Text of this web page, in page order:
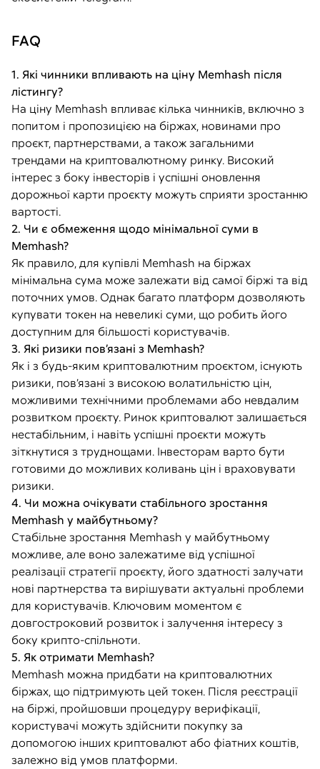
FAQ
1. Які чинники впливають на ціну Memhash після
лістингу?
На ціну Memhash впливає кілька чинників, включно з
попитом і пропозицією на біржах, новинами про
проєкт, партнерствами, а також загальними
трендами на криптовалютному ринку. Високий
інтерес з боку інвесторів і успішні оновлення
дорожньої карти проєкту можуть сприяти зростанню
вартості.
2. Чи є обмеження щодо мінімальної суми в
Memhash?
Як правило, для купівлі Memhash на біржах
мінімальна сума може залежати від самої біржі та від
поточних умов. Однак багато платформ дозволяють
купувати токен на невеликі суми, що робить його
доступним для більшості користувачів.
3. Які ризики пов’язані з Memhash?
Як і з будь-яким криптовалютним проєктом, існують
ризики, пов’язані з високою волатильністю цін,
можливими технічними проблемами або невдалим
розвитком проєкту. Ринок криптовалют залишається
нестабільним, і навіть успішні проєкти можуть
зіткнутися з труднощами. Інвесторам варто бути
готовими до можливих коливань цін і враховувати
ризики.
4. Чи можна очікувати стабільного зростання
Memhash у майбутньому?
Стабільне зростання Memhash у майбутньому
можливе, але воно залежатиме від успішної
реалізації стратегії проєкту, його здатності залучати
нові партнерства та вирішувати актуальні проблеми
для користувачів. Ключовим моментом є
довгостроковий розвиток і залучення інтересу з
боку крипто-спільноти.
5. Як отримати Memhash?
Memhash можна придбати на криптовалютних
біржах, що підтримують цей токен. Після реєстрації
на біржі, пройшовши процедуру верифікації,
користувачі можуть здійснити покупку за
допомогою інших криптовалют або фіатних коштів,
залежно від умов платформи.